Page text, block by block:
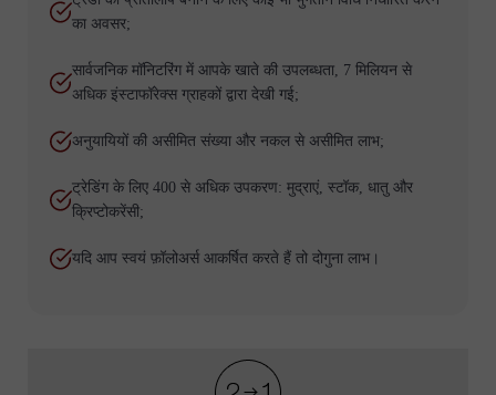
का अवसर;
सार्वजनिक मॉनिटरिंग में आपके खाते की उपलब्धता, 7 मिलियन से
अधिक इंस्टाफॉरेक्स ग्राहकों द्वारा देखी गई;
अनुयायियों की असीमित संख्या और नकल से असीमित लाभ;
ट्रेडिंग के लिए 400 से अधिक उपकरण: मुद्राएं, स्टॉक, धातु और
क्रिप्टोकरेंसी;
यदि आप स्वयं फ़ॉलोअर्स आकर्षित करते हैं तो दोगुना लाभ।